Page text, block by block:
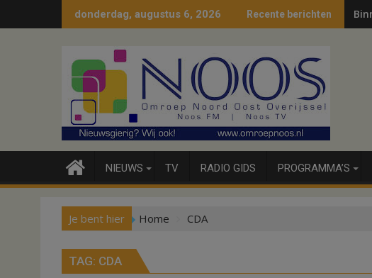
naar
donderdag, augustus 6, 2026 Recente berichten
NIEUWS TV RADIO GIDS PROGRAMMA’S
Je bent hier Home CDA
TAG: CDA